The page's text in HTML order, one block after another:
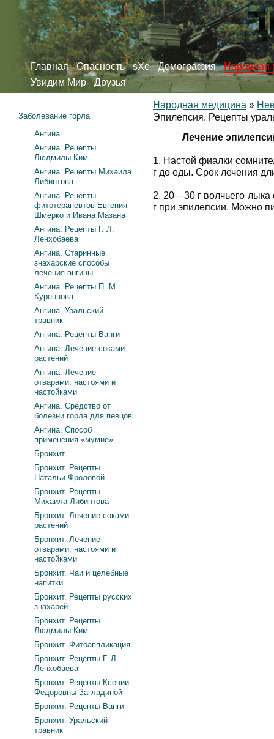
Главная Опасность sXe Демография
Народная
Увидим Мир
Друзья
Народная медицина »
Эпилепсия. Рецепты
Лечение
1. Настой фиалки
г до еды. Срок лечения
2. 20—30 г волчьего
г при эпилепсии. Можно
Заболевание горла
Ангина
Ангина. Рецепты
Людмилы Ким
Ангина. Рецепты Михаила
Либинтова
Ангина. Рецепты
фитотерапевтов Евгения
Шмерко и Ивана Мазана
Ангина. Рецепты Г. Л.
Ленхобаева
Ангина. Старинные
знахарские способы
лечения ангины
Ангина. Рецепты П. М.
Куреннова
Ангина. Уральский
травник
Ангина. Рецепты Ванги
Ангина. Лечение соками
растений
Ангина. Лечение
отварами, настоями и
настойками
Ангина. Средство от
болезни горла для певцов
Ангина. Способ
применения «мумие»
Бронхит
Бронхит. Рецепты
Натальи Фроловой
Бронхит. Рецепты
Михаила Либинтова
Бронхит. Лечение соками
растений
Бронхит. Лечение
отварами, настоями и
настойками
Бронхит. Чаи и целебные
напитки
Бронхит. Рецепты русских
знахарей
Бронхит. Рецепты
Людмилы Ким
Бронхит. Фитоаппликация
Бронхит. Рецепты Г. Л.
Ленхобаева
Бронхит. Рецепты Ксении
Федоровны Загладиной
Бронхит. Рецепты Ванги
Бронхит. Уральский
травник